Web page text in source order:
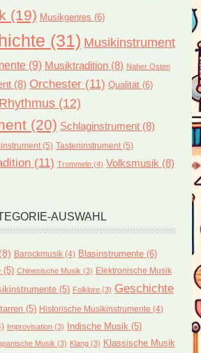
(19) Musikgenres (6)
(31) Musikinstrument
(9) Musiktradition(8) Naher Osten
(8) Orchester(11) Qualität(6)
Rhythmus(12)
(20) Schlaginstrument(8)
(5) Tasteninstrument(5)
(11) Trommeln(4) Volksmusik (8)
AUSWAHL
Barockmusik(4) Blasinstrumente(6)
(5) Chinesische Musik (3) Elektronische Musik
(5) Folklore(3) Geschichte
(5) Historische Musikinstrumente (4)
Improvisation(3) Indische Musik (5)
Musik (3) Klang(3) Klassische Musik